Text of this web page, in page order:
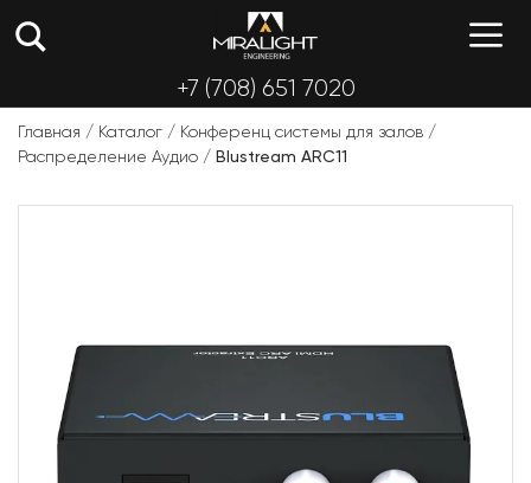
+7 (708) 651 7020
Главная / Каталог / Конференц системы для залов /
Распределение Аудио / Blustream ARC11